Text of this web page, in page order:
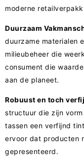
moderne
Duurzaam
duurzame materialen
milieubeheer die
consument die
aan de planeet.
Robuust en toch
structuur die zijn
tassen een verfijnd
ervoor dat producten
gepresenteerd.